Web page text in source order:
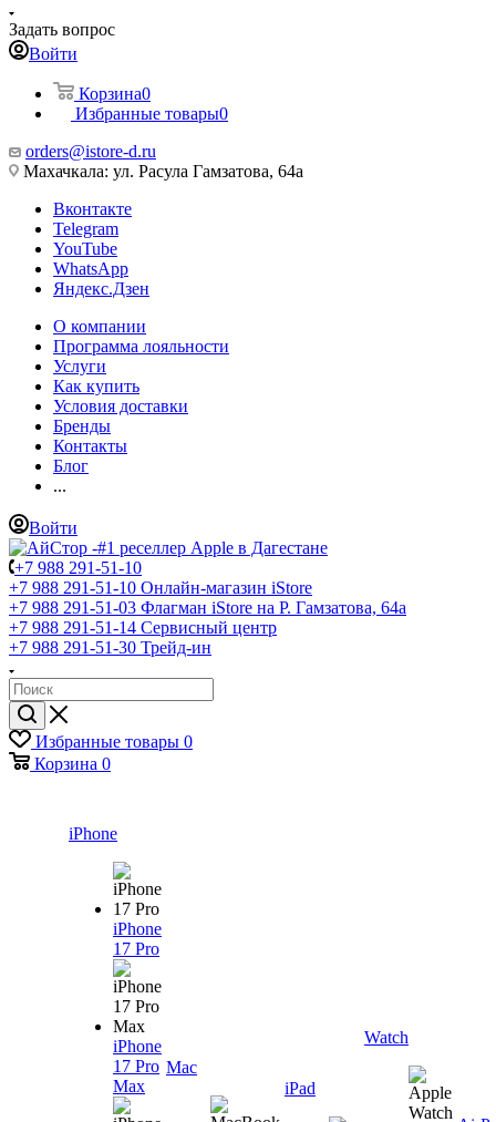
Задать вопрос
Войти
Корзина0
Избранные товары0
orders@istore-d.ru
Махачкала: ул. Расула Гамзатова, 64а
Вконтакте
Telegram
YouTube
WhatsApp
Яндекс.Дзен
О компании
Программа лояльности
Услуги
Как купить
Условия доставки
Бренды
Контакты
Блог
...
Войти
+7 988 291-51-10
+7 988 291-51-10 Онлайн-магазин iStore
+7 988 291-51-03 Флагман iStore на Р. Гамзатова, 64а
+7 988 291-51-14 Сервисный центр
+7 988 291-51-30 Трейд-ин
Избранные товары 0
Корзина 0
iPhone
iPhone
17 Pro
iPhone
17 Pro
Max
Mac
iPad
Watch